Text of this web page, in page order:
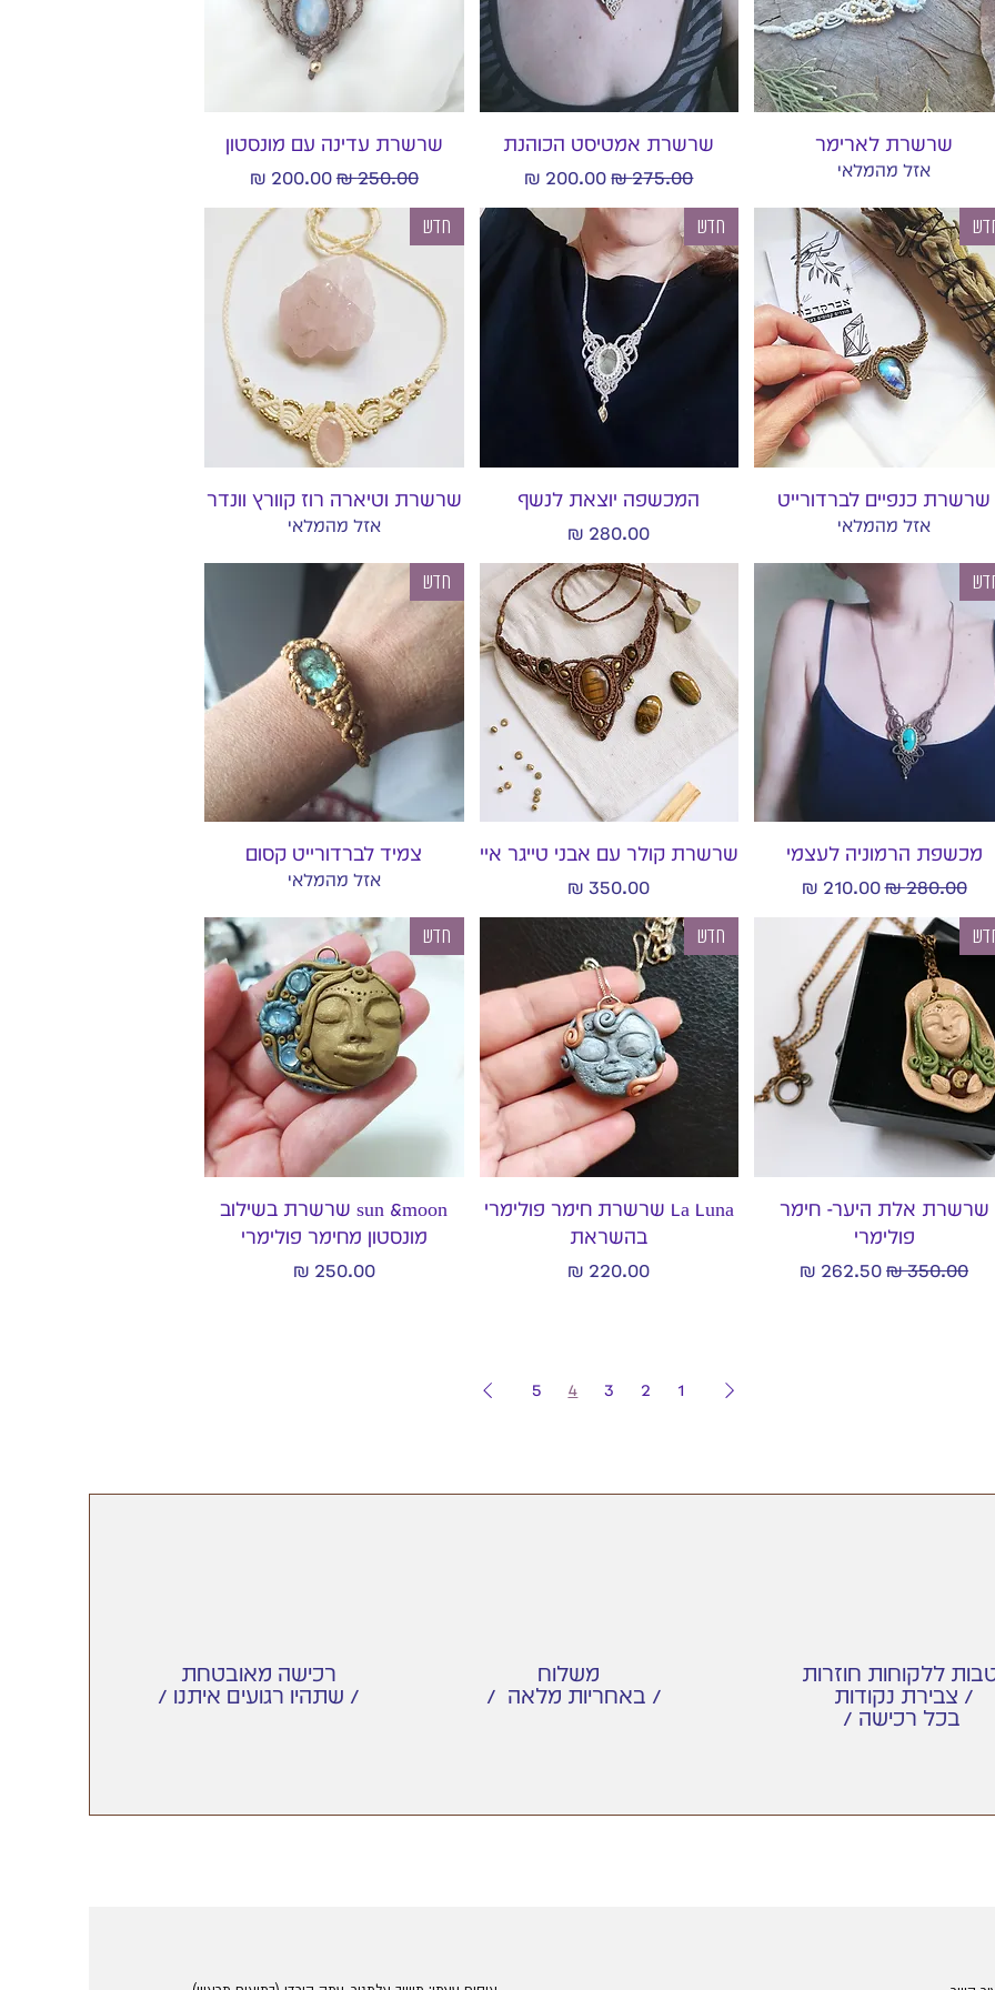
תצוגה מהירה
שרשרת לארימר
אזל מהמלאי
תצוגה מהירה
שרשרת אמטיסט הכוהנת
מחיר רגיל‏275.00 ‏₪ מחיר מבצע
תצוגה מהירה
שרשרת עדינה עם מונסטון
מחיר רגיל‏250.00 ‏₪ מחיר מבצע‏200.00 ‏₪
תצוגה מהירה
שרשרת כנפיים לברדורייט
אזל מהמלאי
תצוגה מהירה
חדש
המכשפה יוצאת לנשף
מחיר
תצוגה מהירה
חדש
שרשרת וטיארה רוז קוורץ וונדר
אזל מהמלאי
תצוגה מהירה
מכשפת הרמוניה לעצמי
מחיר רגיל‏280.00 ‏₪ מחיר מבצע‏210.00 ‏₪
תצוגה מהירה
שרשרת קולר עם אבני טייגר איי
מחיר
תצוגה מהירה
חדש
צמיד לברדורייט קסום
אזל מהמלאי
תצוגה מהירה
שרשרת אלת היער- חימר
פולימרי
מחיר רגיל מחיר מבצע
תצוגה מהירה
חדש
La Luna שרשרת חימר פולימרי
בהשראת
מחיר
תצוגה מהירה
חדש
sun &moon שרשרת בשילוב
מונסטון מחימר פולימרי
מחיר‏250.00 ‏₪
1
2
3
4
5
רכישה מאובטחת
/ שתהיו רגועים איתנו / / באחריות מלאה /
ללקוחות חוזרות
צבירת נקודות /